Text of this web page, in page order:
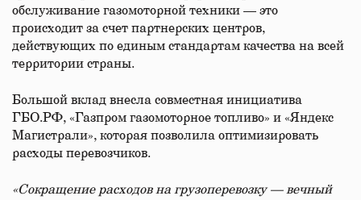
обслуживание газомоторной техники — это
происходит за счет партнерских центров,
действующих по единым стандартам качества на всей
территории страны.
Большой вклад внесла совместная инициатива
ГБО.РФ, «Газпром газомоторное топливо» и «Яндекс
Магистрали», которая позволила оптимизировать
расходы перевозчиков.
«Сокращение расходов на грузоперевозку — вечный